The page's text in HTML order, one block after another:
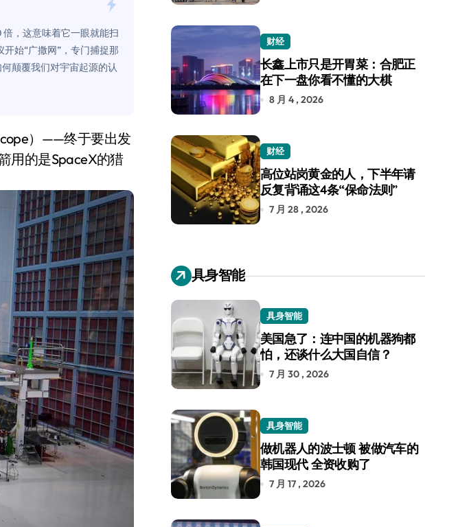
，这意味着它一眼就能扫
始“广撒网”，专门捕捉那
颠覆我们对宇宙起源的认
用的是SpaceX的猎
财经
长鑫上市只是开胃菜：合肥正
在下一盘你看不懂的大棋
8 月 4 , 2026
财经
高位站岗黄金的人，下半年请
反复背诵这4条“保命法则”
7 月 28 , 2026
具身智能
具身智能
美国急了：连中国的机器狗都
怕，还谈什么大国自信？
7 月 30 , 2026
具身智能
做机器人的波士顿 被做汽车的
韩国现代 全资收购了
7 月 17 , 2026